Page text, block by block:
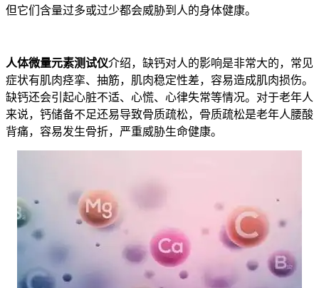
但它们含量过多或过少都会威胁到人的身体健康。
人体微量元素测试仪介绍，缺钙对人的影响是非常大的，常见
症状有肌肉痉挛、抽筋，肌肉稳定性差，容易造成肌肉损伤。
缺钙还会引起心脏不适、心慌、心律失常等情况。对于老年人
来说，钙储备不足还易导致骨质疏松，骨质疏松是老年人腰酸
背痛，容易发生骨折，严重威胁生命健康。